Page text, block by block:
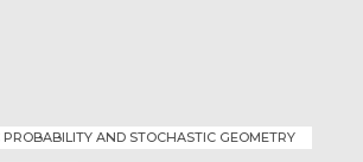
AND STOCHASTIC GEOMETRY